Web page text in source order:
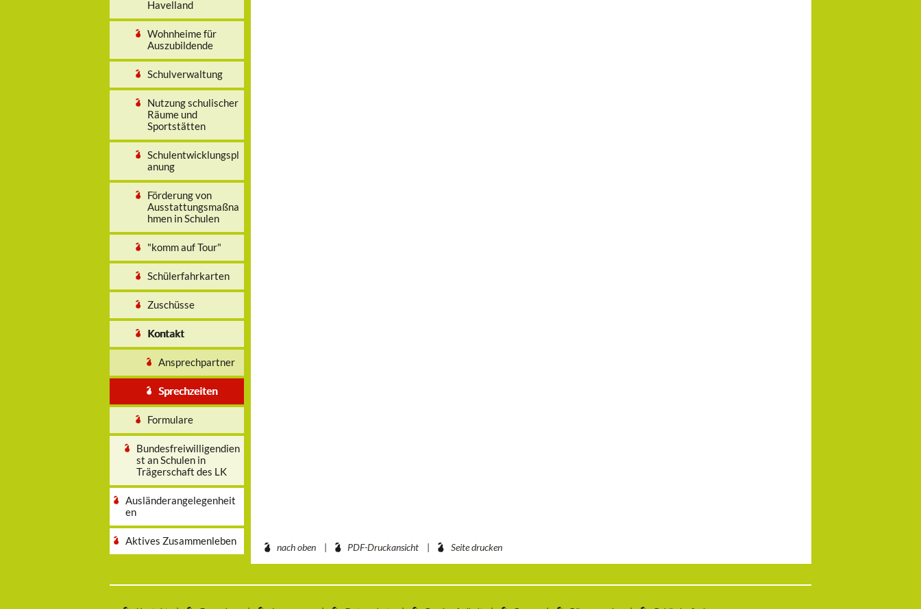
Havelland
Wohnheime für
Auszubildende
Schulverwaltung
Nutzung schulischer
Räume und
Sportstätten
Schulentwicklungspl
anung
Förderung von
Ausstattungsmaßna
hmen in Schulen
"komm auf Tour"
Schülerfahrkarten
Zuschüsse
Kontakt
Ansprechpartner
Sprechzeiten
Formulare
Bundesfreiwilligendien
st an Schulen in
Trägerschaft des LK
Ausländerangelegenheit
en
Aktives Zusammenleben
nach oben PDF-Druckansicht Seite drucken